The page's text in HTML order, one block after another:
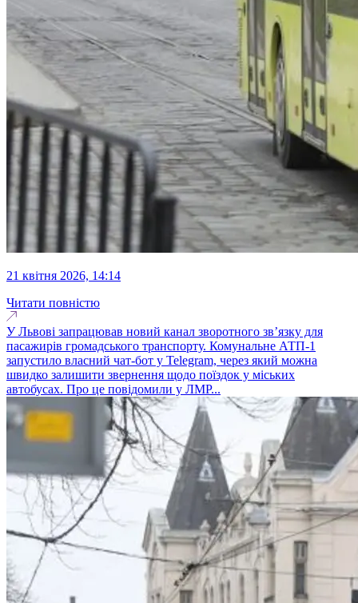
21 квітня 2026, 14:14
Читати повністю
У Львові запрацював новий канал зворотного зв’язку для
пасажирів громадського транспорту. Комунальне АТП-1
запустило власний чат-бот у Telegram, через який можна
швидко залишити звернення щодо поїздок у міських
автобусах. Про це повідомили у ЛМР...